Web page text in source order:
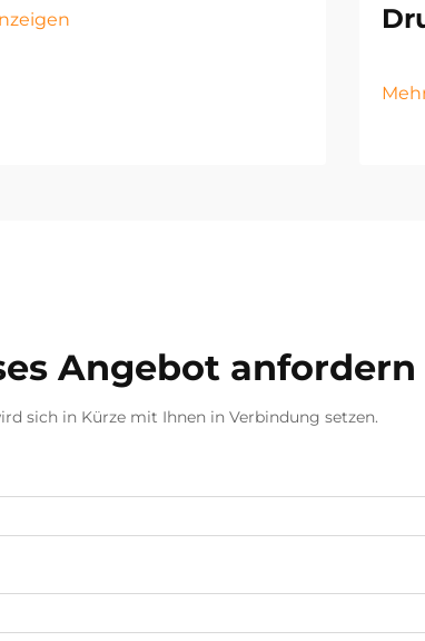
Angebot anfordern
sich in Kürze mit Ihnen in Verbindung setzen.